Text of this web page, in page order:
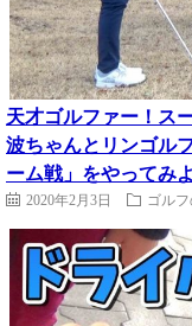
天才ゴルファー！ス
波ちゃんとリンゴル
ーム戦」をやってみ
2020年2月3日 ゴル